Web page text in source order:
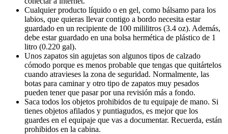
Cualquier producto líquido o en gel, como bálsamo para los
labios, que quieras llevar contigo a bordo necesita estar
guardado en un recipiente de 100 mililitros (3.4 oz). Además,
debe estar guardado en una bolsa hermética de plástico de 1
litro (0.220 gal).
Unos zapatos sin agujetas son algunos tipos de calzado
cómodo porque es menos probable que tengas que quitártelos
cuando atravieses la zona de seguridad. Normalmente, las
botas para caminar y otro tipo de zapatos muy pesados
pueden tener que pasar por una revisión más a fondo.
Saca todos los objetos prohibidos de tu equipaje de mano. Si
tienes objetos afilados y puntiagudos, es mejor que los
guardes en el equipaje que vas a documentar. Recuerda, están
prohibidos en la cabina.